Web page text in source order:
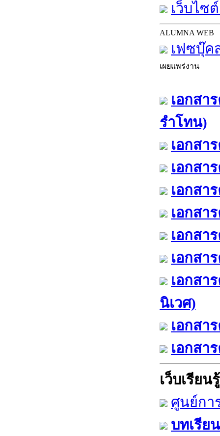
เว็บไซ
ALUMNA WEB
เฟซบุ๊ค
เผยแพร่งาน
เอกสา
รำโทน)
เอกสา
เอกสา
เอกสา
เอกสา
เอกสา
เอกสา
เอกสา
นิเวศ)
เอกสา
เอกสา
เว็บเรียนรู้
ศูนย์กา
บทเรีย